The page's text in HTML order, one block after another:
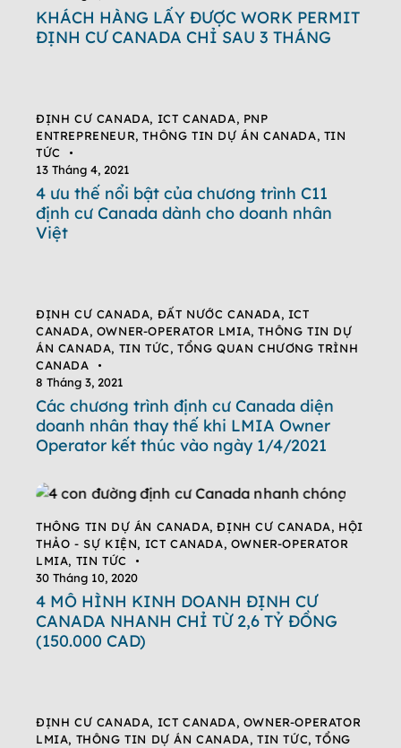
KHÁCH HÀNG LẤY ĐƯỢC WORK PERMIT
ĐỊNH CƯ CANADA CHỈ SAU 3 THÁNG
ĐỊNH CƯ CANADA, ICT CANADA, PNP
ENTREPRENEUR,THÔNG TIN DỰ ÁN CANADA, TIN
TỨC
13 Tháng 4, 2021
4 ưu thế nổi bật của chương trình C11
định cư Canada dành cho doanh nhân
Việt
ĐỊNH CƯ CANADA, ĐẤT NƯỚC CANADA, ICT
CANADA, OWNER-OPERATOR LMIA,THÔNG TIN DỰ
ÁN CANADA, TIN TỨC,TỔNG QUAN CHƯƠNG TRÌNH
CANADA
8 Tháng 3, 2021
Các chương trình định cư Canada diện
doanh nhân thay thế khi LMIA Owner
Operator kết thúc vào ngày 1/4/2021
THÔNG TIN DỰ ÁN CANADA,ĐỊNH CƯ CANADA, HỘI
THẢO - SỰ KIỆN, ICT CANADA, OWNER-OPERATOR
LMIA, TIN TỨC
30 Tháng 10, 2020
4 MÔ HÌNH KINH DOANH ĐỊNH CƯ
CANADA NHANH CHỈ TỪ 2,6 TỶ ĐỒNG
(150.000 CAD)
ĐỊNH CƯ CANADA, ICT CANADA, OWNER-OPERATOR
LMIA, THÔNG TIN DỰ ÁN CANADA,TIN TỨC,TỔNG